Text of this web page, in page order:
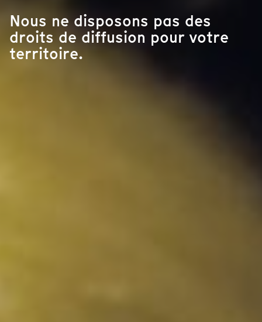
Nous ne disposons pas des
droits de diffusion pour votre
territoire.